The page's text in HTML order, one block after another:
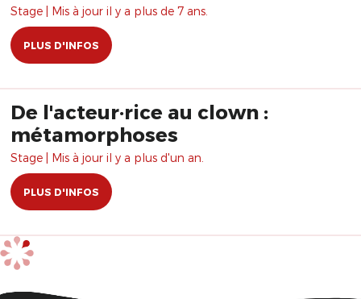
Stage | Mis à jour il y a plus de 7 ans.
PLUS D'INFOS
De l'acteur·rice au clown :
métamorphoses
Stage | Mis à jour il y a plus d'un an.
PLUS D'INFOS